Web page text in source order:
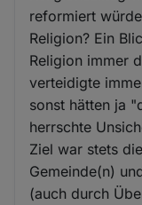
reformiert
Religion? Ein
Religion immer
verteidigte
sonst hätten ja
herrschte
Ziel war stets
Gemeinde(n)
(auch durch